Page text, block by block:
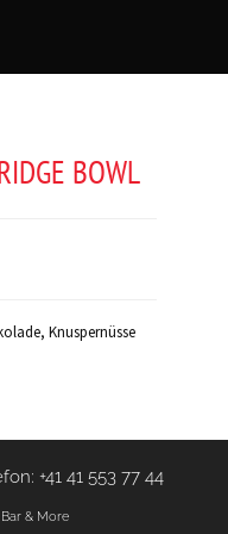
BOWL
Knuspernüsse
+41 41 553 77 44
& More